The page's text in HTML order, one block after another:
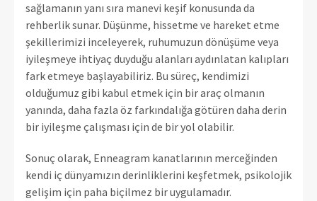
sağlamanın yanı sıra manevi keşif konusunda da
rehberlik sunar. Düşünme, hissetme ve hareket etme
şekillerimizi inceleyerek, ruhumuzun dönüşüme veya
iyileşmeye ihtiyaç duyduğu alanları aydınlatan kalıpları
fark etmeye başlayabiliriz. Bu süreç, kendimizi
olduğumuz gibi kabul etmek için bir araç olmanın
yanında, daha fazla öz farkındalığa götüren daha derin
bir iyileşme çalışması için de bir yol olabilir.
Sonuç olarak, Enneagram kanatlarının merceğinden
kendi iç dünyamızın derinliklerini keşfetmek, psikolojik
gelişim için paha biçilmez bir uygulamadır.